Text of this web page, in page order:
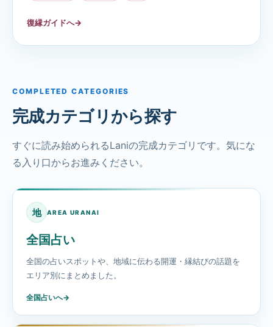
復縁ガイドへ→
COMPLETED CATEGORIES
完成カテゴリから探す
すぐに読み始められるLaniの完成カテゴリです。気にな
る入り口からお進みください。
地 AREA URANAI
全国占い
全国の占いスポットや、地域に伝わる開運・縁結びの話題を
エリア別にまとめました。
全国占いへ→